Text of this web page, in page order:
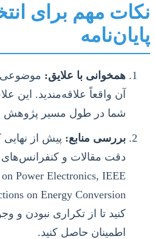
نکات مهم برای
پایان‌نامه
همخوانی با علایق: موضوعی
آن واقعاً علاقه‌مندید. این
شما در طول مسیر پژوهش
بررسی منابع: پیش از
Power Electronics, IEEE
کنید تا از تکراری نبودن
اطمینان حاصل کنید.